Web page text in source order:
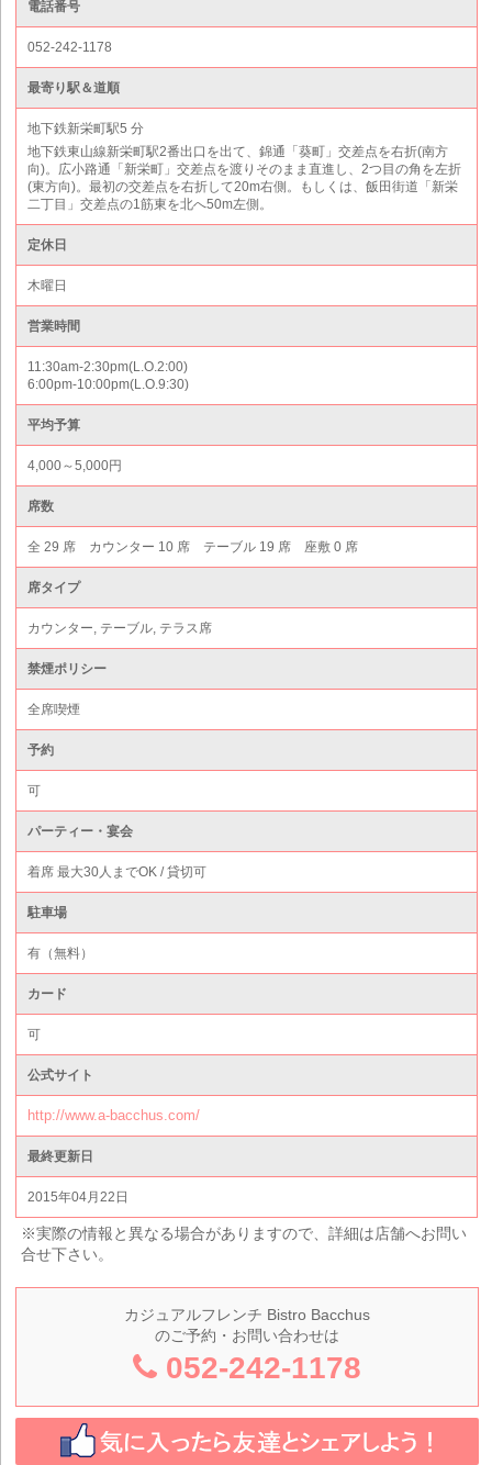
電話番号
052-242-1178
最寄り駅＆道順
地下鉄新栄町駅5 分
地下鉄東山線新栄町駅2番出口を出て、錦通「葵町」交差点を右折(南方
向)。広小路通「新栄町」交差点を渡りそのまま直進し、2つ目の角を左折
(東方向)。最初の交差点を右折して20m右側。もしくは、飯田街道「新栄
二丁目」交差点の1筋東を北へ50m左側。
定休日
木曜日
営業時間
11:30am-2:30pm(L.O.2:00)
6:00pm-10:00pm(L.O.9:30)
平均予算
4,000～5,000円
席数
全 29 席 カウンター 10 席 テーブル 19 席 座敷 0 席
席タイプ
カウンター, テーブル, テラス席
禁煙ポリシー
全席喫煙
予約
可
パーティー・宴会
着席 最大30人までOK / 貸切可
駐車場
有（無料）
カード
可
公式サイト
http://www.a-bacchus.com/
最終更新日
2015年04月22日
※実際の情報と異なる場合がありますので、詳細は店舗へお問い
合せ下さい。
カジュアルフレンチ Bistro Bacchus
のご予約・お問い合わせは
052-242-1178